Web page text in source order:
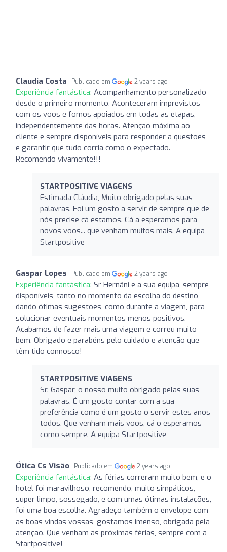
Claudia Costa Publicado em 2 years ago
Experiência fantástica: Acompanhamento personalizado
desde o primeiro momento. Aconteceram imprevistos
com os voos e fomos apoiados em todas as etapas,
independentemente das horas. Atenção máxima ao
cliente e sempre disponíveis para responder a questões
e garantir que tudo corria como o expectado.
Recomendo vivamente!!!
STARTPOSITIVE VIAGENS
Estimada Cláudia, Muito obrigado pelas suas
palavras. Foi um gosto a servir de sempre que de
nós precise cá estamos. Cá a esperamos para
novos voos... que venham muitos mais. A equipa
Startpositive
Gaspar Lopes Publicado em 2 years ago
Experiência fantástica: Sr Hernâni e a sua equipa, sempre
disponíveis, tanto no momento da escolha do destino,
dando ótimas sugestões, como durante a viagem, para
solucionar eventuais momentos menos positivos.
Acabamos de fazer mais uma viagem e correu muito
bem. Obrigado e parabéns pelo cuidado e atenção que
têm tido connosco!
STARTPOSITIVE VIAGENS
Sr. Gaspar, o nosso muito obrigado pelas suas
palavras. É um gosto contar com a sua
preferência como é um gosto o servir estes anos
todos. Que venham mais voos, cá o esperamos
como sempre. A equipa Startpositive
Ótica Cs Visão Publicado em 2 years ago
Experiência fantástica: As férias correram muito bem, e o
hotel foi maravilhoso, recomendo, muito simpáticos,
super limpo, sossegado, e com umas ótimas instalações,
foi uma boa escolha. Agradeço também o envelope com
as boas vindas vossas, gostamos imenso, obrigada pela
atenção. Que venham as próximas férias, sempre com a
Startpositive!